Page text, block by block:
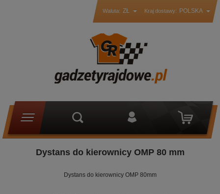
Waluta: ZŁ Kraj dostawy: POLSKA
Dystans do kierownicy OMP 80 mm
Dystans do kierownicy OMP 80mm